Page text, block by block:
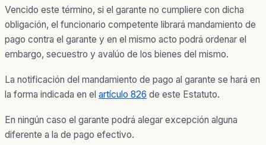
Vencido este término, si el garante no cumpliere con dicha
obligación, el funcionario competente librará mandamiento de
pago contra el garante y en el mismo acto podrá ordenar el
embargo, secuestro y avalúo de los bienes del mismo.
La notificación del mandamiento de pago al garante se hará en
la forma indicada en el artículo 826 de este Estatuto.
En ningún caso el garante podrá alegar excepción alguna
diferente a la de pago efectivo.